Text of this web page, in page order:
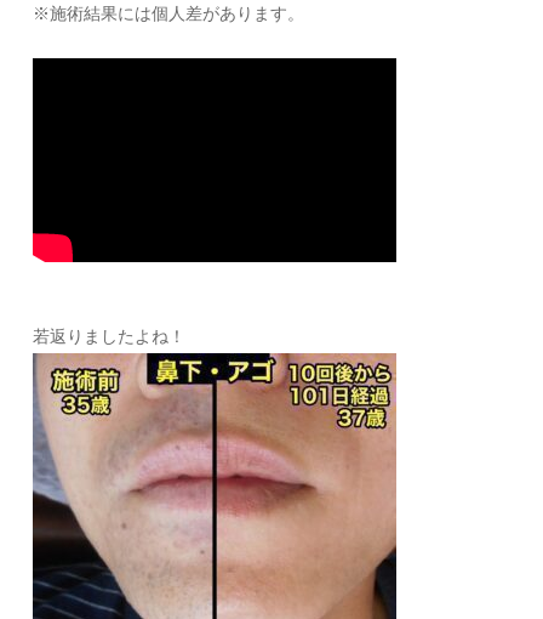
※施術結果には個人差があります。
若返りましたよね！